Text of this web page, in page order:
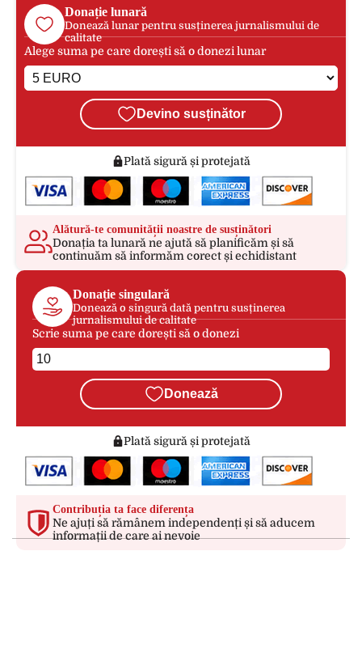
Donație lunară
Donează lunar pentru susținerea jurnalismului de
calitate
Alege suma pe care dorești să o donezi lunar
Devino susținător
Plată sigură și protejată
Alătură-te comunității noastre de susținători
Donația ta lunară ne ajută să planificăm și să
continuăm să informăm corect și echidistant
Donație singulară
Donează o singură dată pentru susținerea
jurnalismului de calitate
Scrie suma pe care dorești să o donezi
Donează
Plată sigură și protejată
Contribuția ta face diferența
Ne ajuți să rămânem independenți și să aducem
informații de care ai nevoie